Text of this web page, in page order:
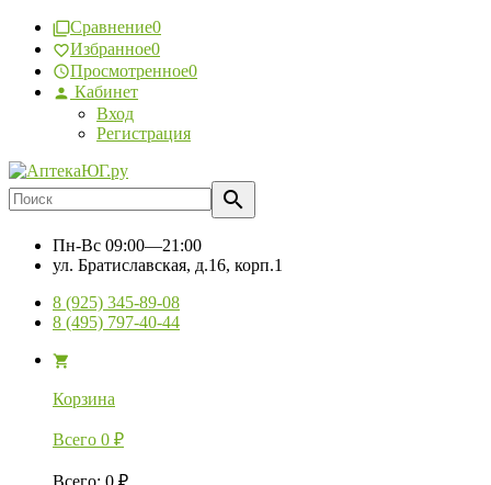
Сравнение0
Избранное0
Просмотренное0
Кабинет
Вход
Регистрация
Пн-Вс 09:00—21:00
ул. Братиславская, д.16, корп.1
8 (925) 345-89-08
8 (495) 797-40-44
Корзина
Всего 0 ₽
₽